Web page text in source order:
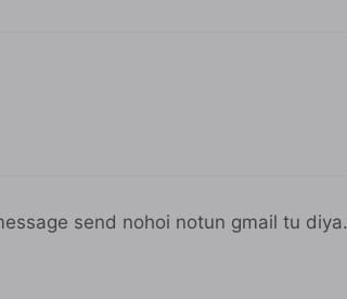
send nohoi notun gmail tu diya.